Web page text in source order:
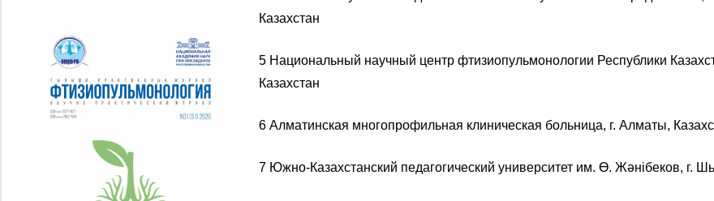
Казахстан
5 Национальный научный центр фтизиопульмонологии Республики
Казахстан
6 Алматинская многопрофильная клиническая больница, г. Алматы,
7 Южно-Казахстанский педагогический университет им. Ө. Жәнібеков, г.